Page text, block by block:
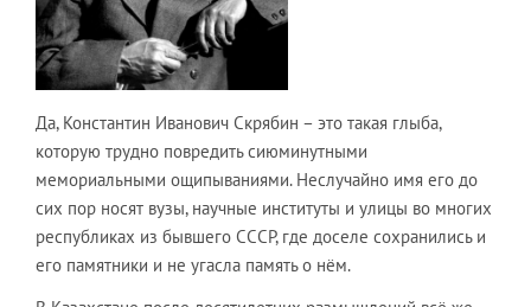
Да, Константин Иванович Скрябин – это такая глыба,
которую трудно повредить сиюминутными
мемориальными ощипываниями. Неслучайно имя его до
сих пор носят вузы, научные институты и улицы во многих
республиках из бывшего СССР, где доселе сохранились и
его памятники и не угасла память о нём.